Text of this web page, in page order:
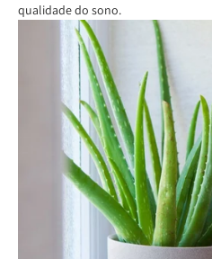
qualidade do sono.